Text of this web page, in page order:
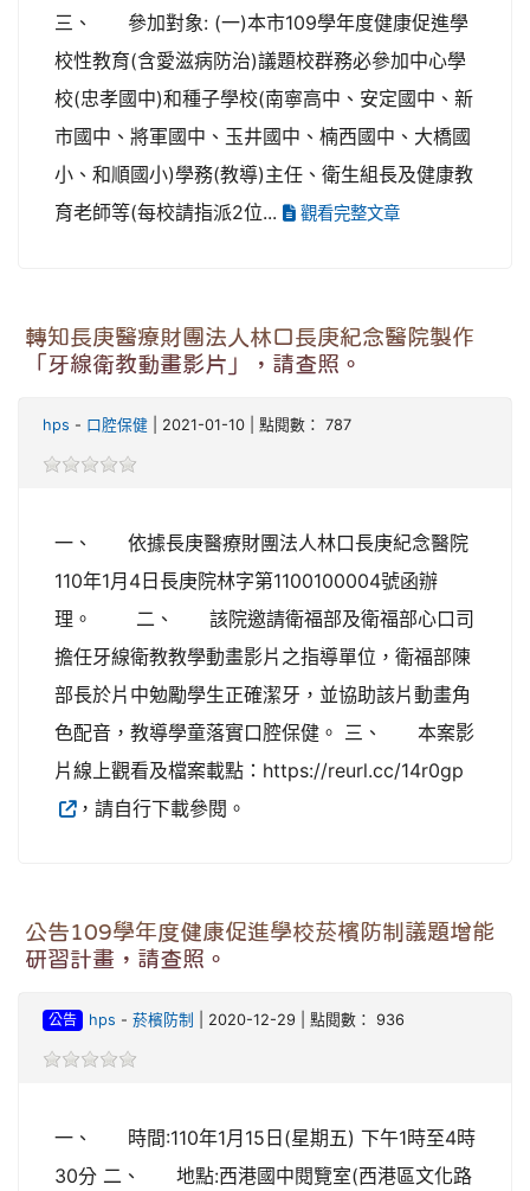
三、 參加對象: (一)本市109學年度健康促進學
校性教育(含愛滋病防治)議題校群務必參加中心學
校(忠孝國中)和種子學校(南寧高中、安定國中、新
市國中、將軍國中、玉井國中、楠西國中、大橋國
小、和順國小)學務(教導)主任、衛生組長及健康教
育老師等(每校請指派2位...
觀看完整文章
轉知長庚醫療財團法人林口長庚紀念醫院製作
「牙線衛教動畫影片」，請查照。
hps - 口腔保健 | 2021-01-10 | 點閱數： 787
一、 依據長庚醫療財團法人林口長庚紀念醫院
110年1月4日長庚院林字第1100100004號函辦
理。 二、 該院邀請衛福部及衛福部心口司
擔任牙線衛教教學動畫影片之指導單位，衛福部陳
部長於片中勉勵學生正確潔牙，並協助該片動畫角
色配音，教導學童落實口腔保健。 三、 本案影
片線上觀看及檔案載點：https://reurl.cc/14r0gp
，請自行下載參閱。
公告109學年度健康促進學校菸檳防制議題增能
研習計畫，請查照。
公告 hps - 菸檳防制 | 2020-12-29 | 點閱數： 936
一、 時間:110年1月15日(星期五) 下午1時至4時
30分 二、 地點:西港國中閱覽室(西港區文化路